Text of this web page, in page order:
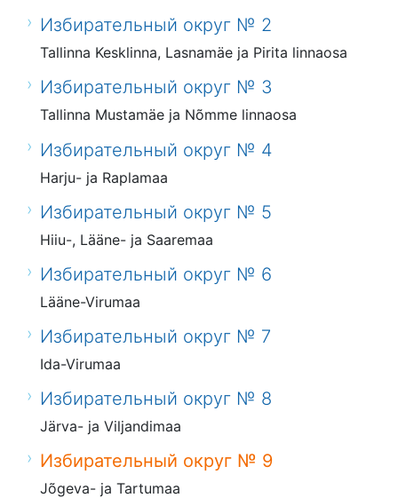
Избирательный округ № 2
Tallinna Kesklinna, Lasnamäe ja Pirita linnaosa
Избирательный округ № 3
Tallinna Mustamäe ja Nõmme linnaosa
Избирательный округ № 4
Harju- ja Raplamaa
Избирательный округ № 5
Hiiu-, Lääne- ja Saaremaa
Избирательный округ № 6
Lääne-Virumaa
Избирательный округ № 7
Ida-Virumaa
Избирательный округ № 8
Järva- ja Viljandimaa
Избирательный округ № 9
Jõgeva- ja Tartumaa